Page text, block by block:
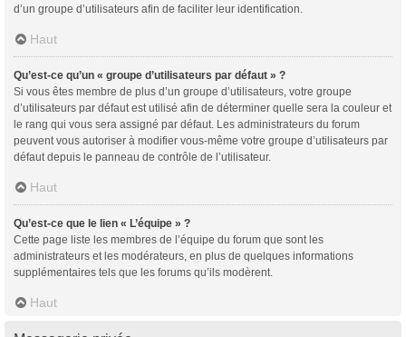
d’un groupe d’utilisateurs afin de faciliter leur identification.
Haut
Qu’est-ce qu’un « groupe d’utilisateurs par défaut » ?
Si vous êtes membre de plus d’un groupe d’utilisateurs, votre groupe
d’utilisateurs par défaut est utilisé afin de déterminer quelle sera la couleur et
le rang qui vous sera assigné par défaut. Les administrateurs du forum
peuvent vous autoriser à modifier vous-même votre groupe d’utilisateurs par
défaut depuis le panneau de contrôle de l’utilisateur.
Haut
Qu’est-ce que le lien « L’équipe » ?
Cette page liste les membres de l’équipe du forum que sont les
administrateurs et les modérateurs, en plus de quelques informations
supplémentaires tels que les forums qu’ils modèrent.
Haut